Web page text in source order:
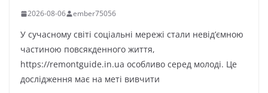
2026-08-06 ember75056
У сучасному світі соціальні мережі стали невід’ємною
частиною повсякденного життя,
https://remontguide.in.ua особливо серед молоді. Це
дослідження має на меті вивчити